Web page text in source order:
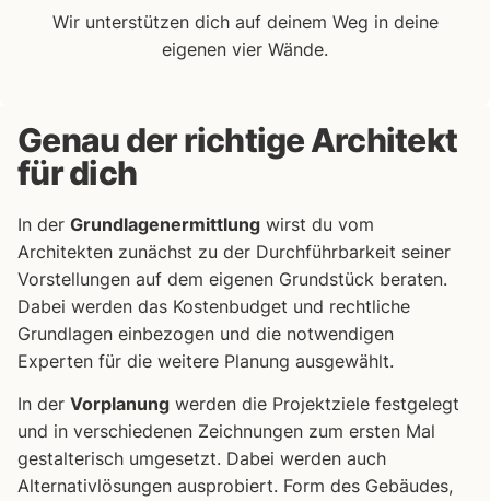
Wir unterstützen dich auf deinem Weg in deine
eigenen vier Wände.
Genau der richtige Architekt
für dich
In der Grundlagenermittlung wirst du vom
Architekten zunächst zu der Durchführbarkeit seiner
Vorstellungen auf dem eigenen Grundstück beraten.
Dabei werden das Kostenbudget und rechtliche
Grundlagen einbezogen und die notwendigen
Experten für die weitere Planung ausgewählt.
In der Vorplanung werden die Projektziele festgelegt
und in verschiedenen Zeichnungen zum ersten Mal
gestalterisch umgesetzt. Dabei werden auch
Alternativlösungen ausprobiert. Form des Gebäudes,